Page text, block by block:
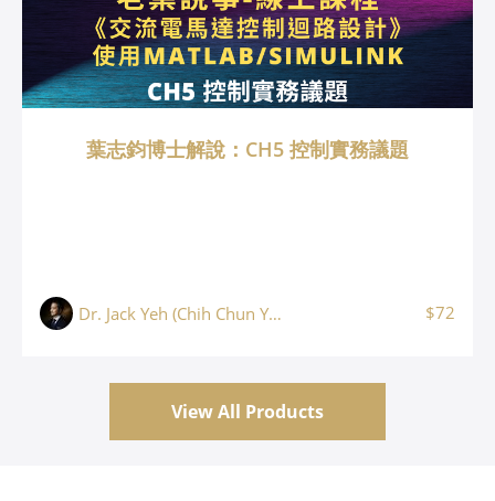
葉志鈞博士解說：CH5 控制實務議題
Dr. Jack Yeh (Chih Chun Yeh, 葉志鈞) $72
View All Products